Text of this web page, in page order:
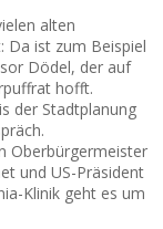
alten
Da ist zum Beispiel
Dödel, der auf
hofft.
der Stadtplanung
Oberbürgermeister
und US-Präsident
Klinik geht es um